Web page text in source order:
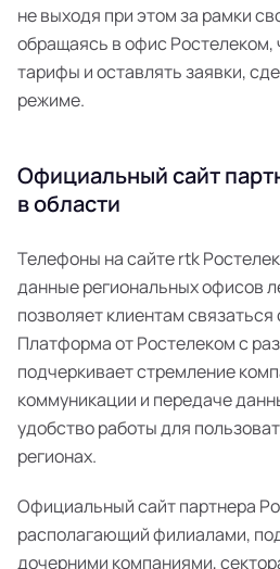
не выходя при этом за рамки
обращаясь в офис
тарифы и оставлять заявки,
режиме.
Официальный сайт
в области
Телефоны на сайте rtk
данные региональных офисов
позволяет клиентам связаться
Платформа от Ростелеком с
подчеркивает стремление
коммуникации и передаче
удобство работы для
регионах.
Официальный сайт партнера
располагающий филиалами,
дочерними компаниями,